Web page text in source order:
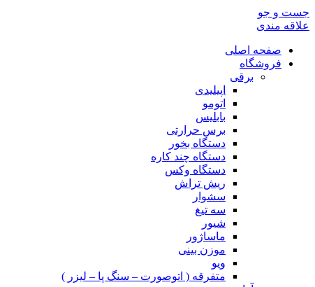
جست و جو
علاقه مندی
صفحه اصلی
فروشگاه
برقی
اپیلیدی
اتومو
بابلیس
برس حرارتی
دستگاه بخور
دستگاه چند کاره
دستگاه وکس
ریش تراش
سشوار
سه تیغ
شیور
ماساژور
موزن بینی
ویو
متفرقه ( اتوصورت – سنگ پا – لیزر )